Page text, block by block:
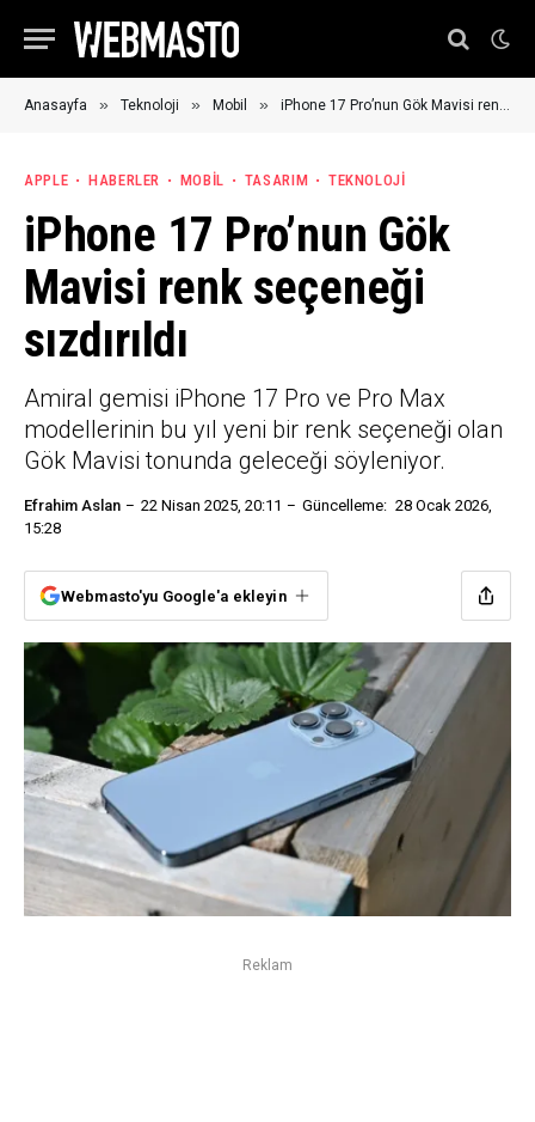
Anasayfa » Teknoloji » Mobil » iPhone 17 Pro’nun Gök Mavisi renk seçeneği sızdırıldı
APPLE HABERLER MOBIL TASARIM TEKNOLOJI
iPhone 17 Pro’nun Gök
Mavisi renk seçeneği
sızdırıldı
Amiral gemisi iPhone 17 Pro ve Pro Max
modellerinin bu yıl yeni bir renk seçeneği olan
Gök Mavisi tonunda geleceği söyleniyor.
Efrahim Aslan 22 Nisan 2025, 20:11 Güncelleme: 28 Ocak 2026,
15:28
Webmasto'yu Google'a ekleyin
Reklam